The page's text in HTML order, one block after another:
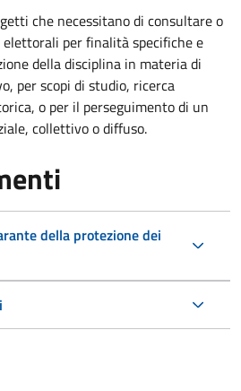
che necessitano di consultare o
per finalità specifiche e
della disciplina in materia di
per scopi di studio, ricerca
o per il perseguimento di un
collettivo o diffuso.
della protezione dei